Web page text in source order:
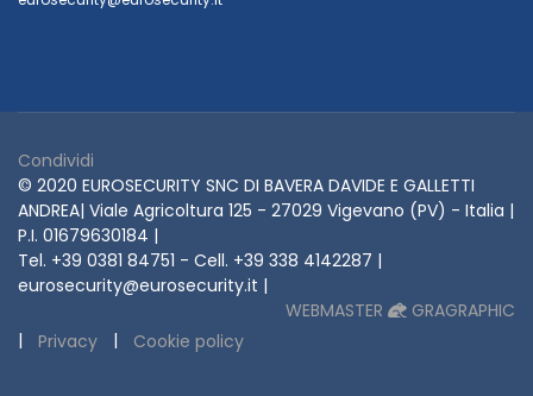
Condividi
© 2020 EUROSECURITY SNC DI BAVERA DAVIDE E GALLETTI
ANDREA| Viale Agricoltura 125 - 27029 Vigevano (PV) - Italia |
P.I. 01679630184 |
Tel. +39 0381 84751 - Cell. +39 338 4142287 |
eurosecurity@eurosecurity.it |
WEBMASTER
GRAGRAPHIC
|
Privacy | Cookie policy